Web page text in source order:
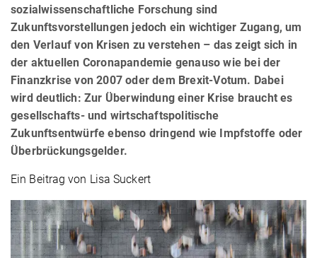
sozialwissenschaftliche Forschung sind
Zukunftsvorstellungen jedoch ein wichtiger Zugang, um
den Verlauf von Krisen zu verstehen – das zeigt sich in
der aktuellen Coronapandemie genauso wie bei der
Finanzkrise von 2007 oder dem Brexit-Votum. Dabei
wird deutlich: Zur Überwindung einer Krise braucht es
gesellschafts- und wirtschaftspolitische
Zukunftsentwürfe ebenso dringend wie Impfstoffe oder
Überbrückungsgelder.
Ein Beitrag von Lisa Suckert